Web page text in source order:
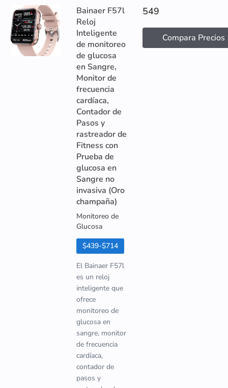
Bainaer F57l
Reloj
Inteligente
de monitoreo
de glucosa
en Sangre,
Monitor de
frecuencia
cardíaca,
Contador de
Pasos y
rastreador de
Fitness con
Prueba de
glucosa en
Sangre no
invasiva (Oro
champaña)
Monitoreo de
Glucosa
$439-$714
El Bainaer F57l
es un reloj
inteligente que
ofrece
monitoreo de
glucosa en
sangre, monitor
de frecuencia
cardíaca,
contador de
pasos y
549
Compara Precios